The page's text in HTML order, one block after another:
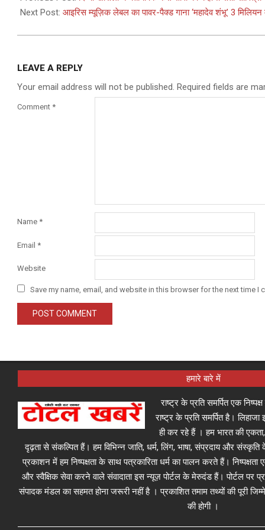
22
Next Post: आइरिस म्यूज़िक लेबल का पावर-पैक्ड गाना ‘महादेव शंभू’ 3 मिलियन
LEAVE A REPLY
Your email address will not be published. Required fields are
Comment *
Name *
Email *
Website
Save my name, email, and website in this browser for the next time I
हमारे बारे में
राष्ट्र के प्रति समर्पित एक
राष्ट्र के प्रति समर्पित है।
ही कर रहे हैं । हम भारत की
दृढ़ता से संकल्पित हैं। हम विभिन्न जाति, धर्म, लिंग, भाषा, संप्रदाय और
प्रकाशन में हम निष्पक्षता के साथ पत्रकारिता धर्म का पालन करते हैं। निष्पक्षता
और स्वैक्षिक सेवा करने वाले संवादाता इस न्यूज़ पोर्टल के मेरुदंड हैं। पोर्टल पर
संपादक मंडल का सहमत होना जरूरी नहीं है । प्रकाशित तमाम तथ्यों की पूरी
की होगी ।